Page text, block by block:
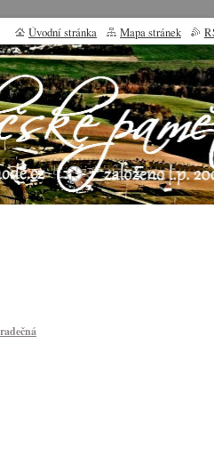
Úvodní stránka Mapa stránek